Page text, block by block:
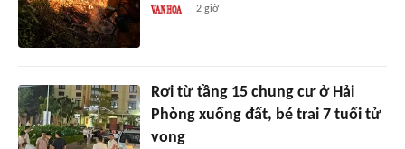
2 giờ
Rơi từ tầng 15 chung cư ở Hải
Phòng xuống đất, bé trai 7 tuổi tử
vong